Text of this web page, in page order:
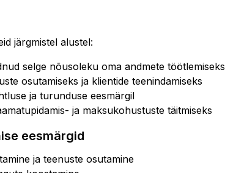
järgmistel alustel:
selge nõusoleku oma andmete töötlemiseks
osutamiseks ja klientide teenindamiseks
ja turunduse eesmärgil
ja maksukohustuste täitmiseks
eesmärgid
ja teenuste osutamine